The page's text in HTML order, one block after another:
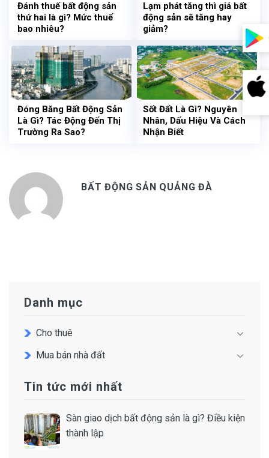
Đánh thuế bất động sản
thứ hai là gì? Mức thuế
bao nhiêu?
Lạm phát tăng thì giá bất
động sản sẽ tăng hay
giảm?
Đóng Băng Bất Động Sản
Là Gì? Tác Động Đến Thị
Trường Ra Sao?
Sốt Đất Là Gì? Nguyên
Nhân, Dấu Hiệu Và Cách
Nhận Biết
BẤT ĐỘNG SẢN QUẢNG ĐÀ
Danh mục
Cho thuê
Mua bán nhà đất
Tin tức mới nhất
Sàn giao dịch bất động sản là gì? Điều kiện
thành lập